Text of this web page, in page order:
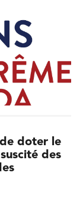
doter le
des